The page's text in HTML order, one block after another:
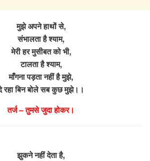
मुझे अपने हाथों से,
संभालता है श्याम,
मेरी हर मुसीबत को भी,
टालता है श्याम,
माँगना पड़ता नहीं है मुझे,
रहा बिन बोले सब कुछ मुझे।।
तर्ज – तुमसे जुदा होकर।
झुकने नहीं देता है,